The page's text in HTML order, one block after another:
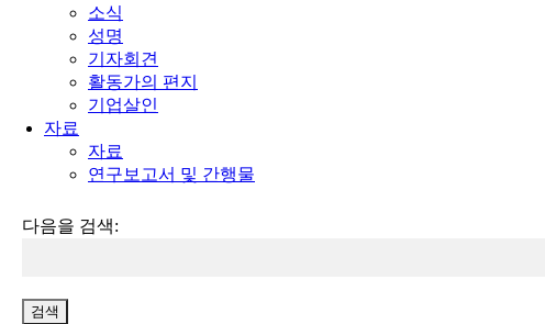
소식
성명
기자회견
활동가의 편지
기업살인
자료
자료
연구보고서 및 간행물
다음을 검색: